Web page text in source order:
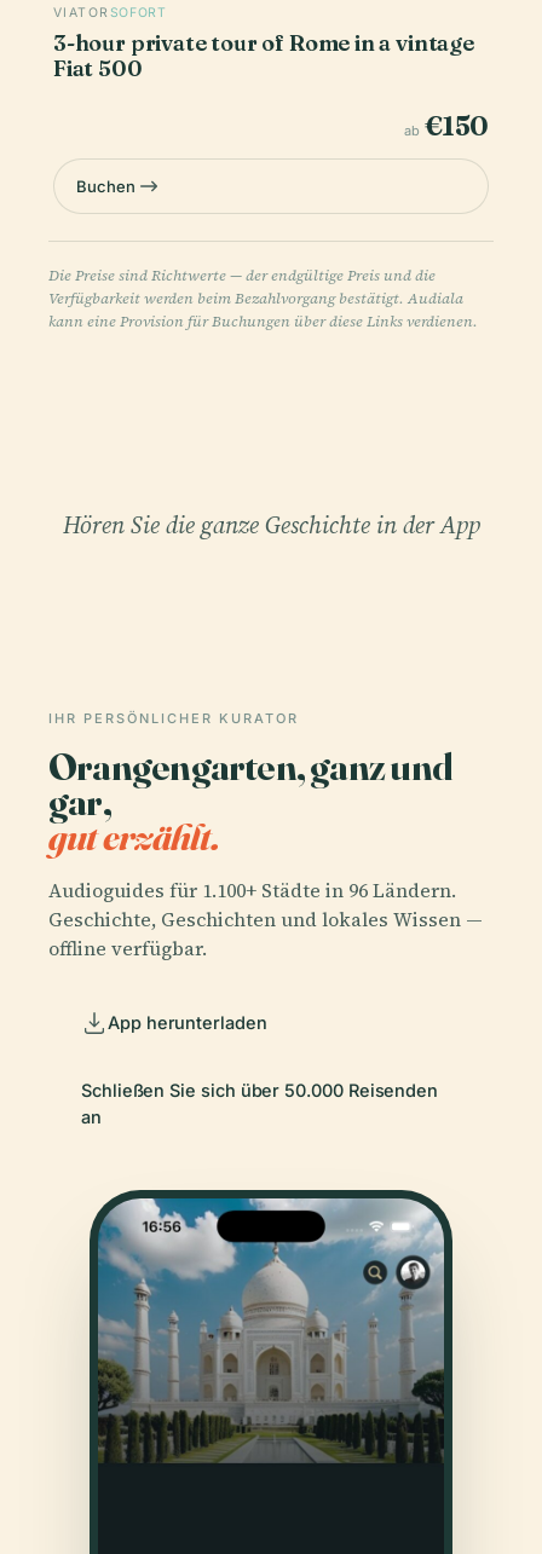
VIATOR SOFORT
3-hour private tour of Rome in a vintage
Fiat 500
ab €150
Buchen
Die Preise sind Richtwerte — der endgültige Preis und die
Verfügbarkeit werden beim Bezahlvorgang bestätigt. Audiala
kann eine Provision für Buchungen über diese Links verdienen.
Hören Sie die ganze Geschichte in der App
IHR PERSÖNLICHER KURATOR
Orangengarten, ganz und
gar,
gut erzählt.
Audioguides für 1.100+ Städte in 96 Ländern.
Geschichte, Geschichten und lokales Wissen —
offline verfügbar.
App herunterladen
Schließen Sie sich über 50.000 Reisenden
an